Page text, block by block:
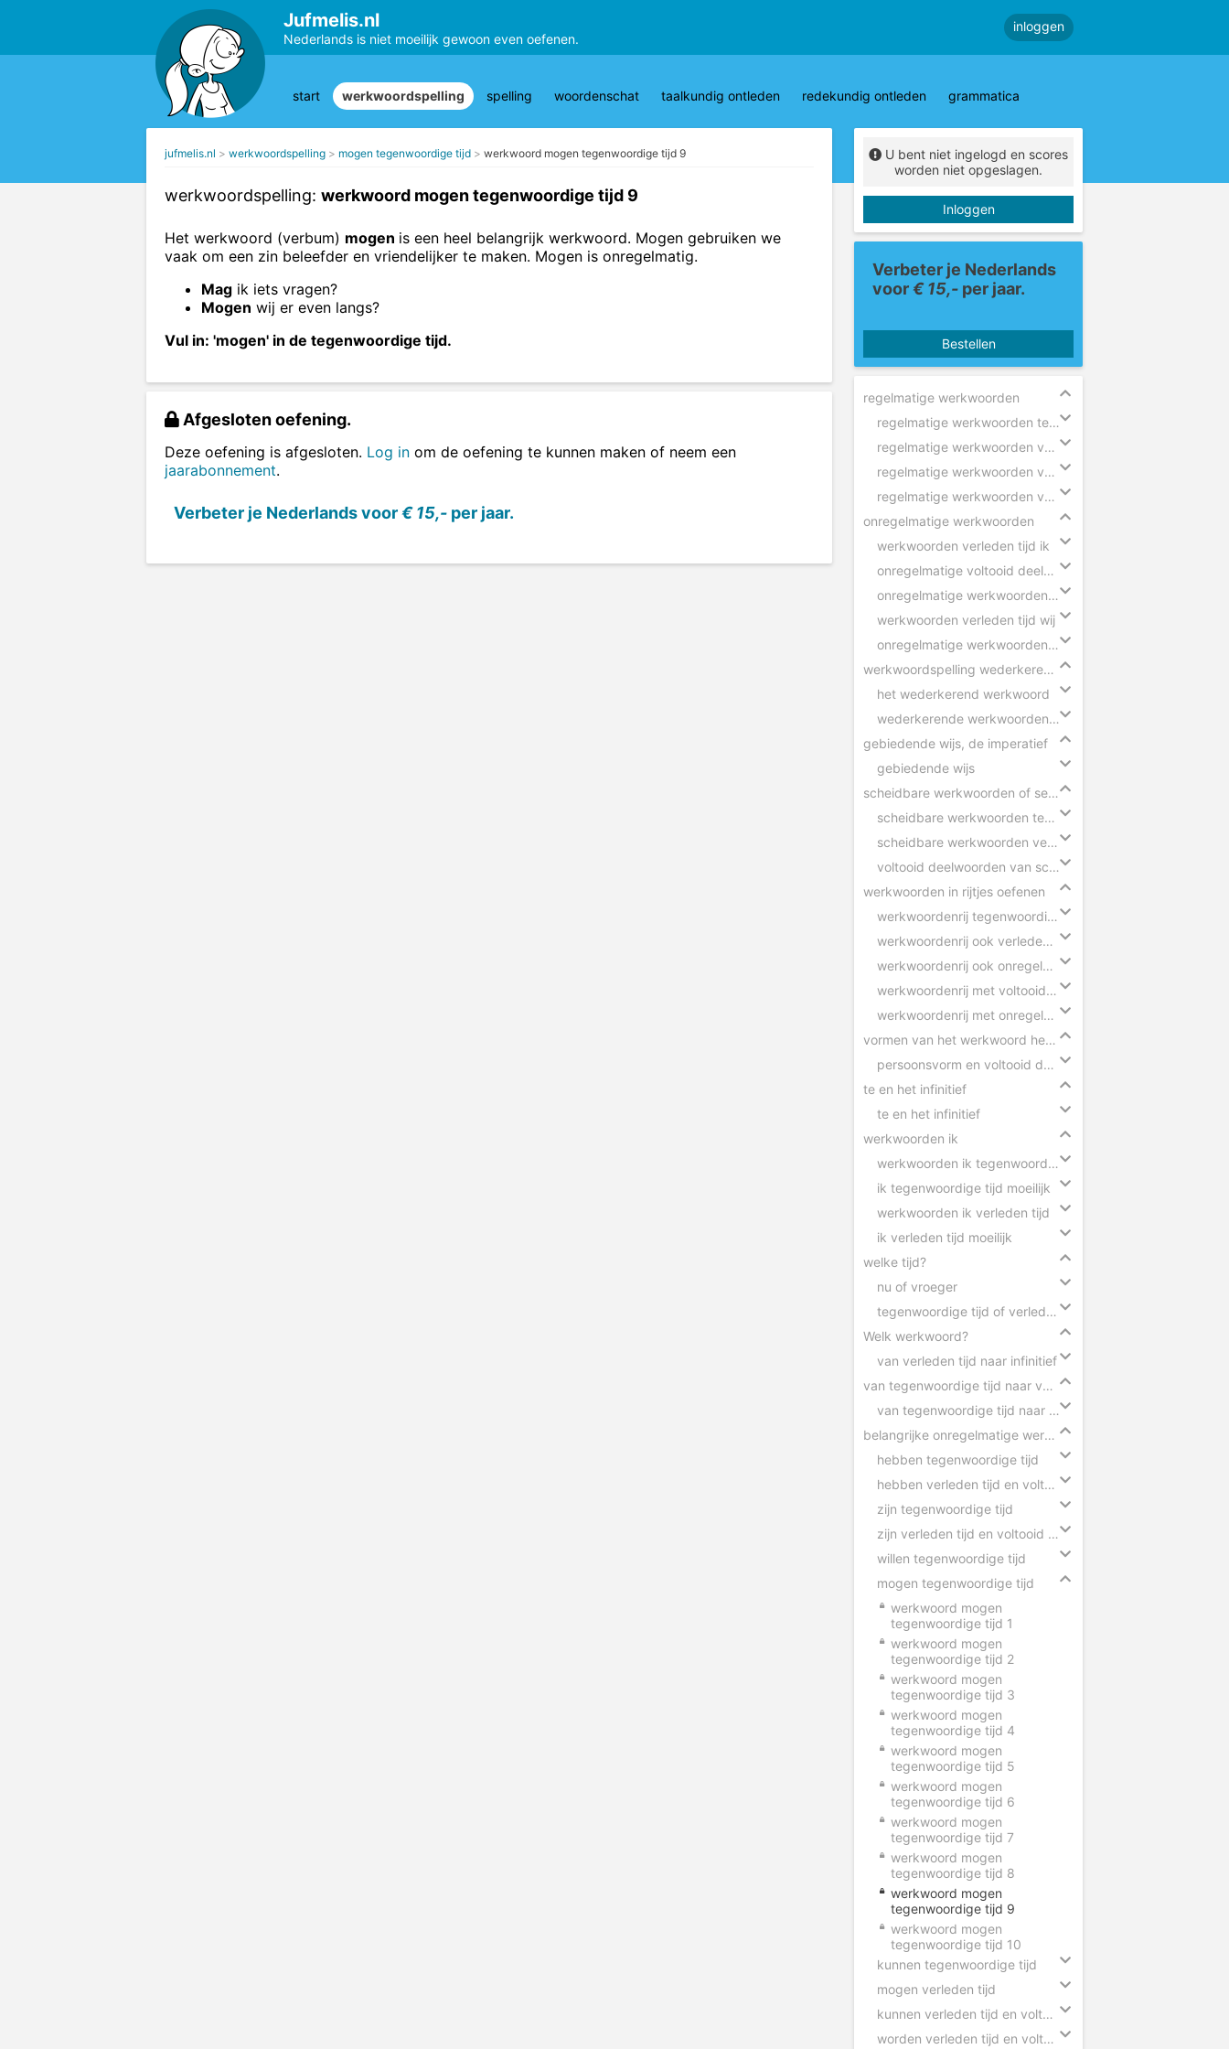
Jufmelis.nl
Nederlands is niet moeilijk gewoon even oefenen.
inloggen
start werkwoordspelling spelling woordenschat taalkundig ontleden redekundig ontleden grammatica
jufmelis.nl werkwoordspelling mogen tegenwoordige tijd werkwoord mogen tegenwoordige tijd 9
werkwoordspelling: werkwoord mogen tegenwoordige tijd 9
Het werkwoord (verbum) mogen is een heel belangrijk werkwoord. Mogen gebruiken we
vaak om een zin beleefder en vriendelijker te maken. Mogen is onregelmatig.
Mag ik iets vragen?
Mogen wij er even langs?
Vul in: 'mogen' in de tegenwoordige tijd.
Afgesloten oefening.
Deze oefening is afgesloten. Log in om de oefening te kunnen maken of neem een
jaarabonnement.
Verbeter je Nederlands voor€ 15,- per jaar.
U bent niet ingelogd en scores
worden niet opgeslagen.
Inloggen
Verbeter je Nederlands
voor€ 15,- per jaar.
Bestellen
regelmatige werkwoorden
regelmatige werkwoorden tegenwoordige tijd
regelmatige werkwoorden verleden tijd
regelmatige werkwoorden voltooid deelwoord
regelmatige werkwoorden verleden tijd eenvoudig
onregelmatige werkwoorden
werkwoorden verleden tijd ik
onregelmatige voltooid deelwoorden in zinnen
onregelmatige werkwoorden voltooid deelwoord
werkwoorden verleden tijd wij
onregelmatige werkwoorden verleden tijd
werkwoordspelling wederkerend werkwoord
het wederkerend werkwoord
wederkerende werkwoorden in zinnen
gebiedende wijs, de imperatief
gebiedende wijs
scheidbare werkwoorden of separabele verba
scheidbare werkwoorden tegenwoordige tijd
scheidbare werkwoorden verleden tijd
voltooid deelwoorden van scheidbare werkwoorden
werkwoorden in rijtjes oefenen
werkwoordenrij tegenwoordige tijd
werkwoordenrij ook verleden tijd
werkwoordenrij ook onregelmatige werkwoorden
werkwoordenrij met voltooid deelwoorden
werkwoordenrij met onregelmatige werkwoorden
vormen van het werkwoord herkennen
persoonsvorm en voltooid deelwoord herkennen
te en het infinitief
te en het infinitief
werkwoorden ik
werkwoorden ik tegenwoordige tijd
ik tegenwoordige tijd moeilijk
werkwoorden ik verleden tijd
ik verleden tijd moeilijk
welke tijd?
nu of vroeger
tegenwoordige tijd of verleden tijd
Welk werkwoord?
van verleden tijd naar infinitief
van tegenwoordige tijd naar verleden tijd
van tegenwoordige tijd naar verleden tijd
belangrijke onregelmatige werkwoorden
hebben tegenwoordige tijd
hebben verleden tijd en voltooid deelwoord
zijn tegenwoordige tijd
zijn verleden tijd en voltooid deelwoord
willen tegenwoordige tijd
mogen tegenwoordige tijd
werkwoord mogen
tegenwoordige tijd 1
werkwoord mogen
tegenwoordige tijd 2
werkwoord mogen
tegenwoordige tijd 3
werkwoord mogen
tegenwoordige tijd 4
werkwoord mogen
tegenwoordige tijd 5
werkwoord mogen
tegenwoordige tijd 6
werkwoord mogen
tegenwoordige tijd 7
werkwoord mogen
tegenwoordige tijd 8
werkwoord mogen
tegenwoordige tijd 9
werkwoord mogen
tegenwoordige tijd 10
kunnen tegenwoordige tijd
mogen verleden tijd
kunnen verleden tijd en voltooid deelwoord
worden verleden tijd en voltooid deelwoord